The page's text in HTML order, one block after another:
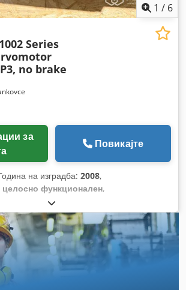
1 / 6
Series
no brake
Повикајте
на изградба: 2008,
целосно функционален,